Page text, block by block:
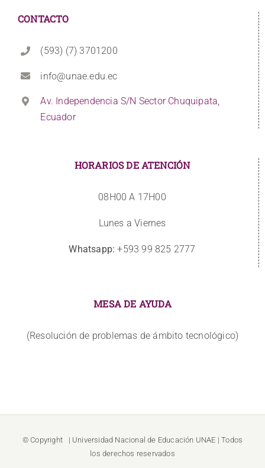
CONTACTO
(593) (7) 3701200
info@unae.edu.ec
Av. Independencia S/N Sector Chuquipata,
Ecuador
HORARIOS DE ATENCIÓN
08H00 A 17H00
Lunes a Viernes
Whatsapp: +593 99 825 2777
MESA DE AYUDA
(Resolución de problemas de ámbito tecnológico)
© Copyright | Universidad Nacional de Educación UNAE | Todos
los derechos reservados